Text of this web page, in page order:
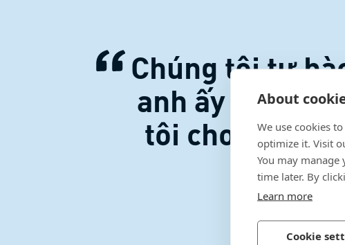
About
We use cookies
optimize it. Visit
You may
time later. By
Learn more
Cookie
Chúng tôi tự
anh ấy và
tôi cho một